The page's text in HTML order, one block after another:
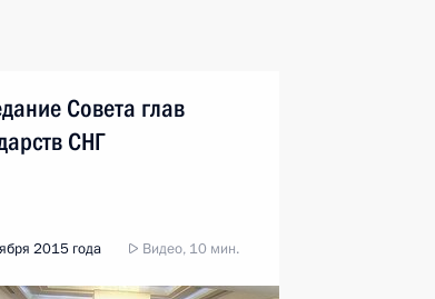
Совета глав
СНГ
2015 года Видео, 10 мин.